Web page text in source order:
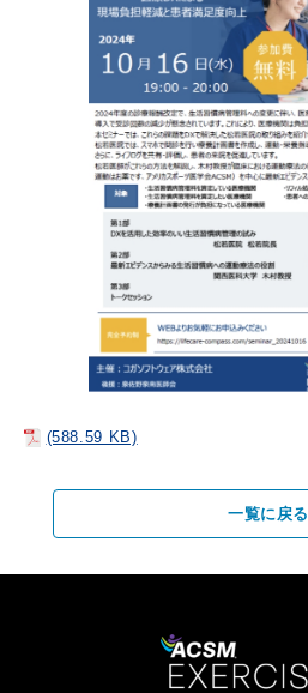
(588.59 KB)
一覧に戻る